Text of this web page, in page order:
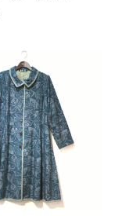
2色 久留米絣×
ーゼ 池田絣工